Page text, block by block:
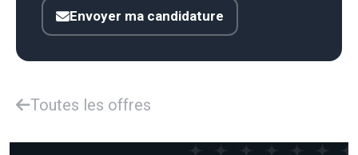
Envoyer ma candidature
Toutes les offres